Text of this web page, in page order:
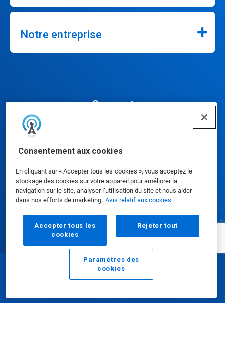
Consentement aux cookies
En cliquant sur « Accepter tous les cookies », vous acceptez le
stockage des cookies sur votre appareil pour améliorer la
navigation sur le site, analyser l’utilisation du site et nous aider
dans nos efforts de marketing. Avis relatif aux cookies
Accepter tous les
cookies
Rejeter tout
Paramètres des
cookies
Notre entreprise
Connect
Préférences en matière de cookies
Courriel Appeler
© Ecolab Inc. 2025